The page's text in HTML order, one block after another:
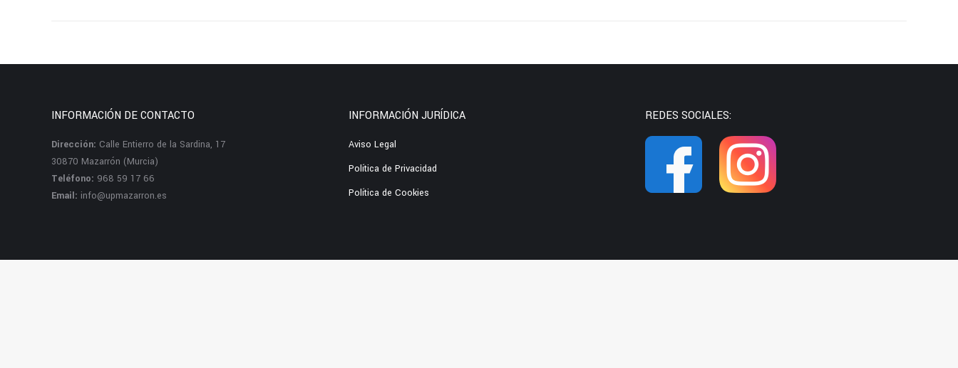
INFORMACIÓN DE CONTACTO
Dirección: Calle Entierro de la Sardina, 17
30870 Mazarrón (Murcia)
Teléfono: 968 59 17 66
Email: info@upmazarron.es
INFORMACIÓN JURÍDICA
Aviso Legal
Política de Privacidad
Política de Cookies
REDES SOCIALES: